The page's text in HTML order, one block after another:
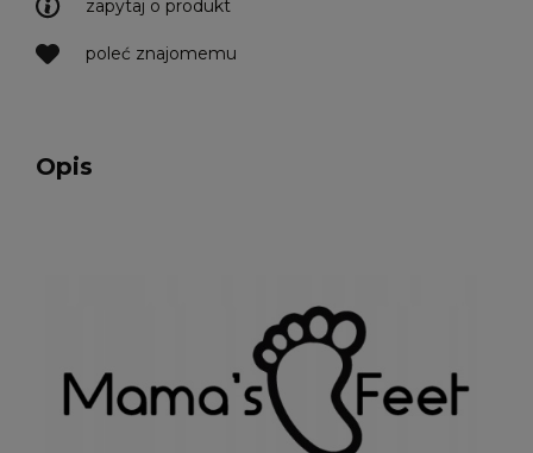
zapytaj o produkt
poleć znajomemu
Opis